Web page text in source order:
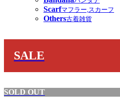
Scarfマフラー,スカーフ
Others古着雑貨
SALE
SOLD OUT